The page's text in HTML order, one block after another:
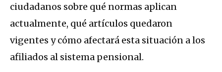
ciudadanos sobre qué normas aplican
actualmente, qué artículos quedaron
vigentes y cómo afectará esta situación a los
afiliados al sistema pensional.